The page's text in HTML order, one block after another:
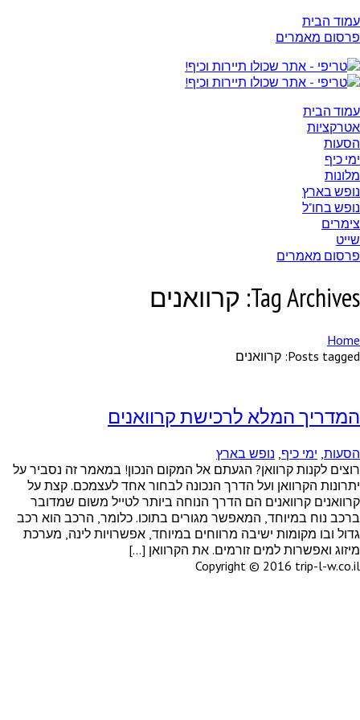
עמוד הבית
פרסום מאמרים
עמוד הבית
אטרקציות
הסעות
ימי כיף
מלונות
נופש בארץ
נופש בחו"ל
צימרים
שייט
פרסום מאמרים
Tag Archives: קרוואנים
Home
Posts tagged: קרוואנים
המדריך המלא לרכישת קרוואנים
הסעות ימי כיף נופש בארץ
רוצים לקנות קרוואן? הגעתם אל המקום הנכון! במאמר זה נסביר על
יתרונות הקרוואן ועל הדרך הנכונה לבחור אחד לעצמכם. קצת על
קרוואנים קרוואנים הם הדרך הנוחה ביותר לטייל משום שמדובר
ברכב נוח במיוחד, המאפשר מגורים בתוכו. כלומר, הרכב הוא רכב
גדול ובו מקומות ישיבה מרווחים במיוחד, אפשרויות לינה, מערכת
מיזוג ואפשרות למים זורמים. את הקרוואן […]
Copyright © 2016 trip-l-w.co.il